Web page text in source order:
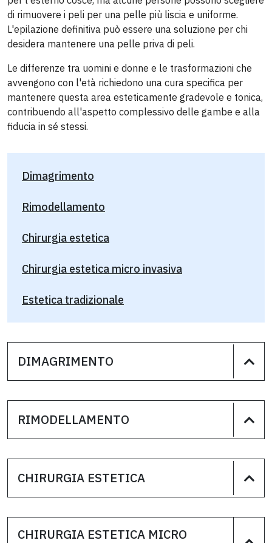
di rimuovere i peli per una pelle più liscia e uniforme.
L'epilazione definitiva può essere una soluzione per chi
desidera mantenere una pelle priva di peli.
Le differenze tra uomini e donne e le trasformazioni che
avvengono con l'età richiedono una cura specifica per
mantenere questa area esteticamente gradevole e tonica,
contribuendo all'aspetto complessivo delle gambe e alla
fiducia in sé stessi.
Dimagrimento
Rimodellamento
Chirurgia estetica
Chirurgia estetica micro invasiva
Estetica tradizionale
DIMAGRIMENTO
RIMODELLAMENTO
CHIRURGIA ESTETICA
CHIRURGIA ESTETICA MICRO